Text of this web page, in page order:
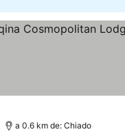
a 0.6 km de: Chiado